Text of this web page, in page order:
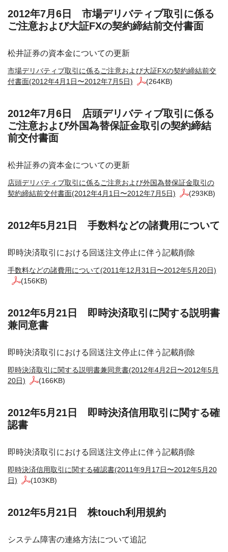
2012年7月6日 市場デリバティブ取引に係る
ご注意および大証FXの契約締結前交付書面
松井証券の資本金についての更新
市場デリバティブ取引に係るご注意および大証FXの契約締結前交
付書面(2012年4月1日〜2012年7月5日)
(264KB)
2012年7月6日 店頭デリバティブ取引に係る
ご注意および外国為替保証金取引の契約締結
前交付書面
松井証券の資本金についての更新
店頭デリバティブ取引に係るご注意および外国為替保証金取引の
契約締結前交付書面(2012年4月1日〜2012年7月5日)
(293KB)
2012年5月21日 手数料などの諸費用について
即時決済取引における回送注文停止に伴う記載削除
手数料などの諸費用について(2011年12月31日〜2012年5月20日)
(156KB)
2012年5月21日 即時決済取引に関する説明書
兼同意書
即時決済取引における回送注文停止に伴う記載削除
即時決済取引に関する説明書兼同意書(2012年4月2日〜2012年5月
20日)
(166KB)
2012年5月21日 即時決済信用取引に関する確
認書
即時決済取引における回送注文停止に伴う記載削除
即時決済信用取引に関する確認書(2011年9月17日〜2012年5月20
日)
(103KB)
2012年5月21日 株touch利用規約
システム障害の連絡方法について追記